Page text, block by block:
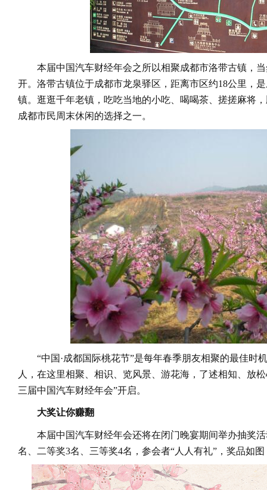
本届中国汽车财经年会之所以相聚成都市洛带古镇，
开。洛带古镇位于成都市龙泉驿区，距离市区约18公里，
镇。逛逛千年老镇，吃吃当地的小吃、喝喝茶、搓搓麻将
成都市民周末休闲的选择之一。
“中国·成都国际桃花节”是每年春季朋友相聚的最佳时
人，在这里相聚、相识、览风景、游花海，了述相知、放
三届中国汽车财经年会”开启。
大奖让你赚翻
本届中国汽车财经年会还将在闭门晚宴期间举办抽奖
名、二等奖3名、三等奖4名，参会者“人人有礼”，奖品如图